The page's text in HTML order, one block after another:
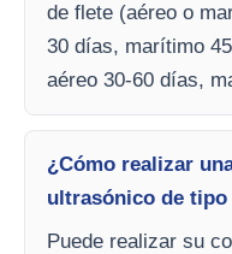
de flete (aéreo o
30 días, marítimo
aéreo 30-60 días,
¿Cómo realizar
ultrasónico de tipo
Puede realizar su